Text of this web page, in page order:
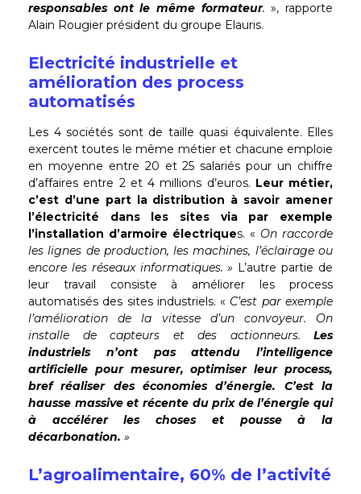
responsables ont le même formateur. », rapporte
Alain Rougier président du groupe Elauris.
Electricité industrielle et
amélioration des process
automatisés
Les 4 sociétés sont de taille quasi équivalente. Elles
exercent toutes le même métier et chacune emploie
en moyenne entre 20 et 25 salariés pour un chiffre
d’affaires entre 2 et 4 millions d’euros. Leur métier,
c’est d’une part la distribution à savoir amener
l’électricité dans les sites via par exemple
l’installation d’armoire électriques. « On raccorde
les lignes de production, les machines, l’éclairage ou
encore les réseaux informatiques. » L’autre partie de
leur travail consiste à améliorer les process
automatisés des sites industriels. « C’est par exemple
l’amélioration de la vitesse d’un convoyeur. On
installe de capteurs et des actionneurs. Les
industriels n’ont pas attendu l’intelligence
artificielle pour mesurer, optimiser leur process,
bref réaliser des économies d’énergie. C’est la
hausse massive et récente du prix de l’énergie qui
à accélérer les choses et pousse à la
décarbonation. »
L’agroalimentaire, 60% de l’activité